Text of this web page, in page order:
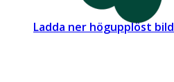
Ladda ner högupplöst bild